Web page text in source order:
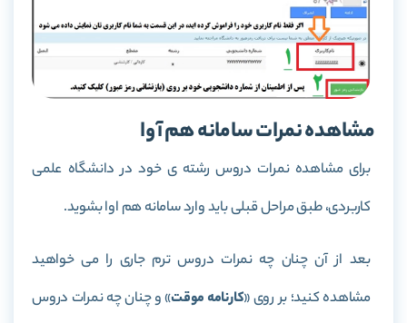
مشاهده نمرات سامانه هم آوا
برای مشاهده نمرات دروس رشته ی خود در دانشگاه علمی
کاربردی، طبق مراحل قبلی باید وارد سامانه هم اوا بشوید.
بعد از آن چنان چه نمرات دروس ترم جاری را می خواهید
مشاهده کنید؛ بر روی «کارنامه موقت» و چنان چه نمرات دروس